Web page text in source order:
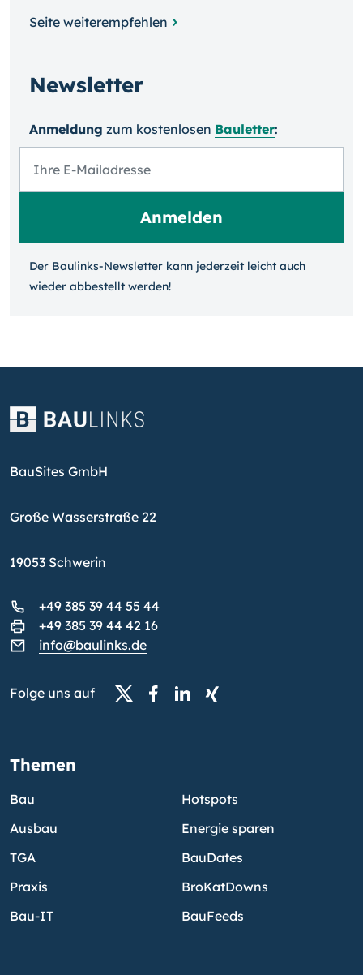
Seite weiterempfehlen
Newsletter
Anmeldung zum kosten­losen Bauletter:
Der Baulinks-Newsletter kann jeder­zeit leicht auch
wieder ab­bestellt werden!
BauSites GmbH
Große Wasserstraße 22
19053 Schwerin
+49 385 39 44 55 44
+49 385 39 44 42 16
info@baulinks.de
Folge uns auf
Themen
Bau
Ausbau
TGA
Praxis
Bau-IT
Hotspots
Energie sparen
BauDates
BroKatDowns
BauFeeds